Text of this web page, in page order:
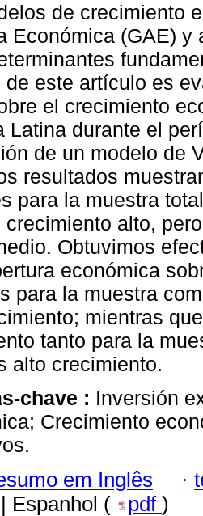
de crecimiento
Económica (GAE) y
de este artículo es
el crecimiento
Latina durante el
de un modelo de
resultados
para la muestra
crecimiento alto,
Obtuvimos
económica
para la muestra
mientras
tanto para la
alto crecimiento.
chave : Inversión
Crecimiento
em Inglês ·
Espanhol ( pdf )